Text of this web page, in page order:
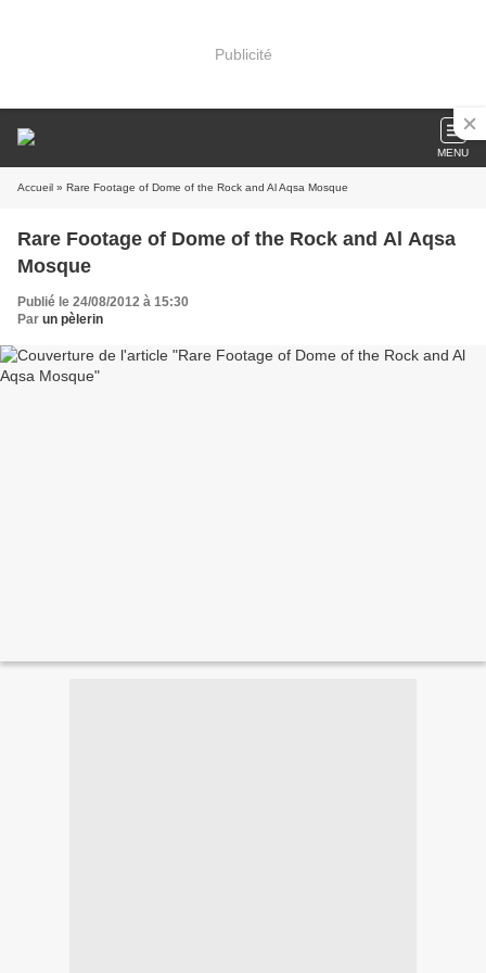
Publicité
MENU
Accueil » Rare Footage of Dome of the Rock and Al Aqsa Mosque
Rare Footage of Dome of the Rock and Al Aqsa
Mosque
Publié le 24/08/2012 à 15:30
Par un pèlerin